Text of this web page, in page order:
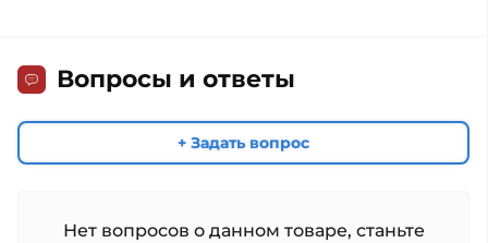
Вопросы и ответы
+ Задать вопрос
Нет вопросов о данном товаре, станьте